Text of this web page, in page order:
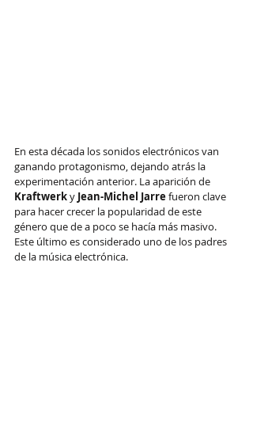
En esta década los sonidos electrónicos van
ganando protagonismo, dejando atrás la
experimentación anterior. La aparición de
Kraftwerk y Jean-Michel Jarre fueron clave
para hacer crecer la popularidad de este
género que de a poco se hacía más masivo.
Este último es considerado uno de los padres
de la música electrónica.